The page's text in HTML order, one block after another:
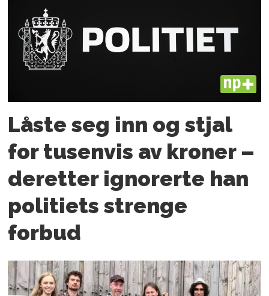
PLUS
Låste seg inn og stjal
for tusenvis av kroner –
deretter ignorerte han
politiets strenge
forbud